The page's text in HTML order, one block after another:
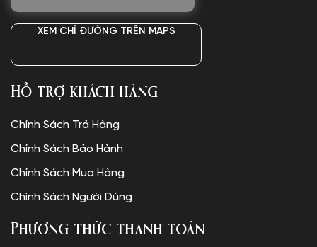
XEM CHỈ ĐƯỜNG TRÊN MAPS
Hỗ trợ khách hàng
Chính Sách Trả Hàng
Chính Sách Bảo Hành
Chính Sách Mua Hàng
Chính Sách Người Dùng
Phương thức thanh toán